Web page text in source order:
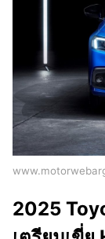
2025